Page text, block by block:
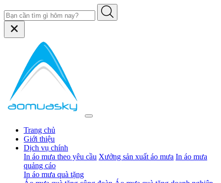
Trang chủ
Giới thiệu
Dịch vụ chính
In áo mưa theo yêu cầu Xưởng sản xuất áo mưa In áo mưa
quảng cáo
In áo mưa quà tặng